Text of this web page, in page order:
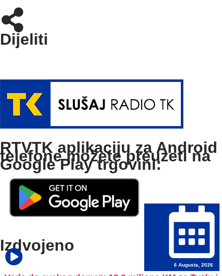
Dijeliti
RTVTK aplikaciju za Android
telefone možete preuzeti na
Google Play trgovini:
Izdvojeno
6 Augusta, 2026